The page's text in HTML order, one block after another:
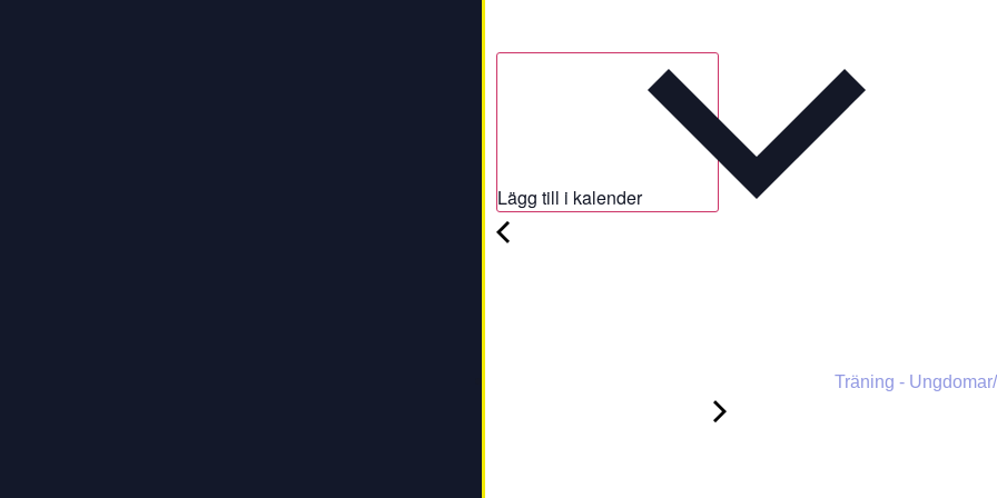
Lägg till i kalender
Träning -